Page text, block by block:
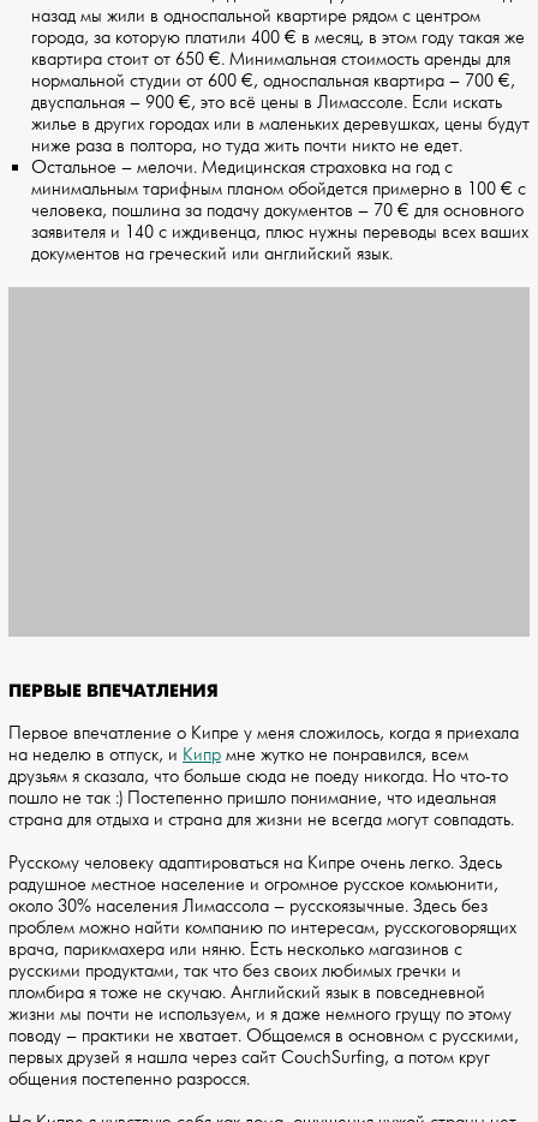
назад мы жили в односпальной квартире рядом с центром
города, за которую платили 400 € в месяц, в этом году такая же
квартира стоит от 650 €. Минимальная стоимость аренды для
нормальной студии от 600 €, односпальная квартира – 700 €,
двуспальная – 900 €, это всё цены в Лимассоле. Если искать
жилье в других городах или в маленьких деревушках, цены будут
ниже раза в полтора, но туда жить почти никто не едет.
Остальное – мелочи. Медицинская страховка на год с
минимальным тарифным планом обойдется примерно в 100 € с
человека, пошлина за подачу документов – 70 € для основного
заявителя и 140 с иждивенца, плюс нужны переводы всех ваших
документов на греческий или английский язык.
ПЕРВЫЕ ВПЕЧАТЛЕНИЯ
Первое впечатление о Кипре у меня сложилось, когда я приехала
на неделю в отпуск, и Кипр мне жутко не понравился, всем
друзьям я сказала, что больше сюда не поеду никогда. Но что-то
пошло не так :) Постепенно пришло понимание, что идеальная
страна для отдыха и страна для жизни не всегда могут совпадать.
Русскому человеку адаптироваться на Кипре очень легко. Здесь
радушное местное население и огромное русское комьюнити,
около 30% населения Лимассола – русскоязычные. Здесь без
проблем можно найти компанию по интересам, русскоговорящих
врача, парикмахера или няню. Есть несколько магазинов с
русскими продуктами, так что без своих любимых гречки и
пломбира я тоже не скучаю. Английский язык в повседневной
жизни мы почти не используем, и я даже немного грущу по этому
поводу – практики не хватает. Общаемся в основном с русскими,
первых друзей я нашла через сайт CouchSurfing, а потом круг
общения постепенно разросся.